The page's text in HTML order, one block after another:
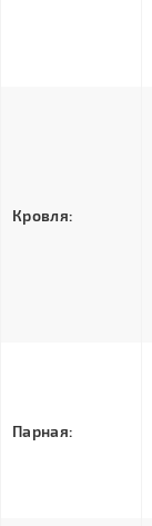
Кровля:
Парная: